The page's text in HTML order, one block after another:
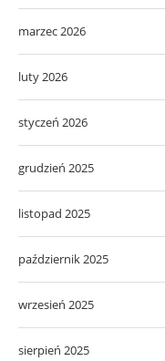
marzec 2026
luty 2026
styczeń 2026
grudzień 2025
listopad 2025
październik 2025
wrzesień 2025
sierpień 2025